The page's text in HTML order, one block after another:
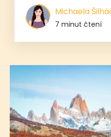
Michaela
7 minut čtení